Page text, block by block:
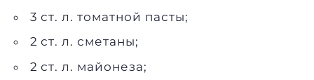
3 ст. л. томатной пасты;
2 ст. л. сметаны;
2 ст. л. майонеза;